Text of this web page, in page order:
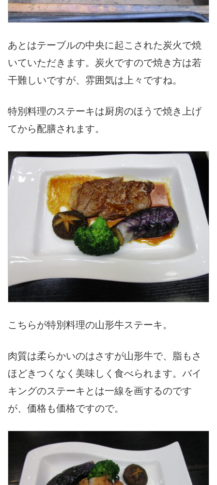
あとはテーブルの中央に起こされた炭火で焼
いていただきます。炭火ですので焼き方は若
干難しいですが、雰囲気は上々ですね。
特別料理のステーキは厨房のほうで焼き上げ
てから配膳されます。
こちらが特別料理の山形牛ステーキ。
肉質は柔らかいのはさすが山形牛で、脂もさ
ほどきつくなく美味しく食べられます。バイ
キングのステーキとは一線を画するのです
が、価格も価格ですので。